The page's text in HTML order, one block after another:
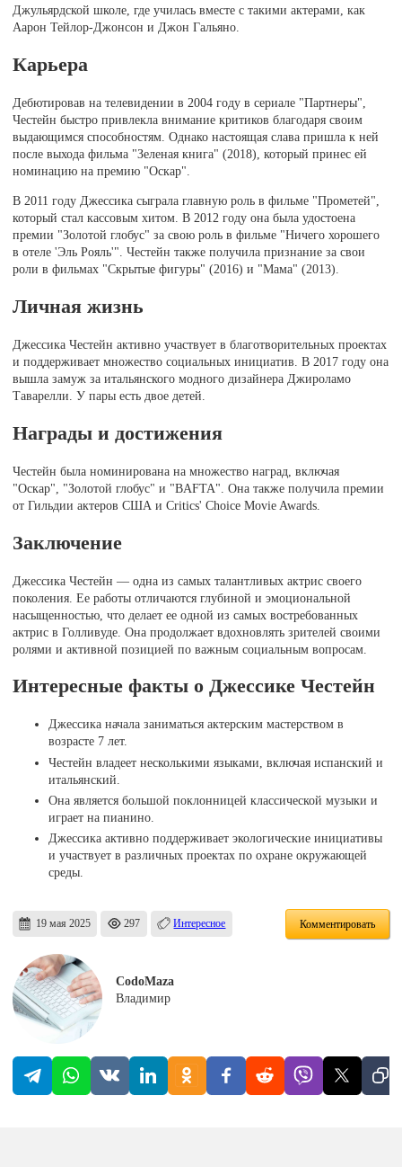
Джульярдской школе, где училась вместе с такими актерами, как
Аарон Тейлор-Джонсон и Джон Гальяно.
Карьера
Дебютировав на телевидении в 2004 году в сериале "Партнеры",
Честейн быстро привлекла внимание критиков благодаря своим
выдающимся способностям. Однако настоящая слава пришла к ней
после выхода фильма "Зеленая книга" (2018), который принес ей
номинацию на премию "Оскар".
В 2011 году Джессика сыграла главную роль в фильме "Прометей",
который стал кассовым хитом. В 2012 году она была удостоена
премии "Золотой глобус" за свою роль в фильме "Ничего хорошего
в отеле 'Эль Рояль'". Честейн также получила признание за свои
роли в фильмах "Скрытые фигуры" (2016) и "Мама" (2013).
Личная жизнь
Джессика Честейн активно участвует в благотворительных проектах
и поддерживает множество социальных инициатив. В 2017 году она
вышла замуж за итальянского модного дизайнера Джироламо
Таварелли. У пары есть двое детей.
Награды и достижения
Честейн была номинирована на множество наград, включая
"Оскар", "Золотой глобус" и "BAFTA". Она также получила премии
от Гильдии актеров США и Critics' Choice Movie Awards.
Заключение
Джессика Честейн — одна из самых талантливых актрис своего
поколения. Ее работы отличаются глубиной и эмоциональной
насыщенностью, что делает ее одной из самых востребованных
актрис в Голливуде. Она продолжает вдохновлять зрителей своими
ролями и активной позицией по важным социальным вопросам.
Интересные факты о Джессике Честейн
Джессика начала заниматься актерским мастерством в
возрасте 7 лет.
Честейн владеет несколькими языками, включая испанский и
итальянский.
Она является большой поклонницей классической музыки и
играет на пианино.
Джессика активно поддерживает экологические инициативы
и участвует в различных проектах по охране окружающей
среды.
19 мая 2025 297 Интересное Комментировать
CodoMaza
Владимир